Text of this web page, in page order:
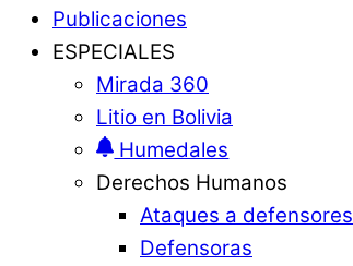
Publicaciones
ESPECIALES
Mirada 360
Litio en Bolivia
Humedales
Derechos Humanos
Ataques a defensores
Defensoras